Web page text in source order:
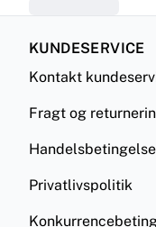
KUNDESERVICE
Kontakt
Fragt og
Privatlivspolitik